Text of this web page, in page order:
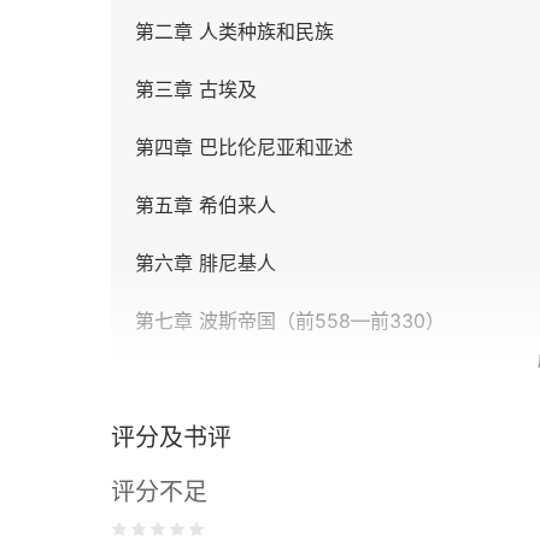
第二章 人类种族和民族
第三章 古埃及
第四章 巴比伦尼亚和亚述
第五章 希伯来人
第六章 腓尼基人
第七章 波斯帝国（前558—前330）
第三编 希腊
第九章 土地与人民
评分及书评
评分不足